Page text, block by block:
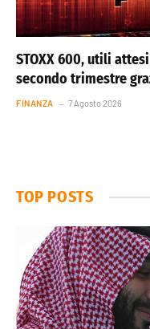
STOXX 600, utili
secondo trimestre
FINANZA 7 Agosto 2026
TOP POSTS